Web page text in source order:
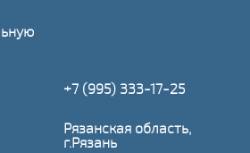
+7 (995) 333-17-25
Рязанская область,
г.Рязань